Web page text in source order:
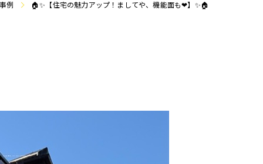
例 🏠✨【住宅の魅力アップ！ましてや、機能面も❤】✨🏠